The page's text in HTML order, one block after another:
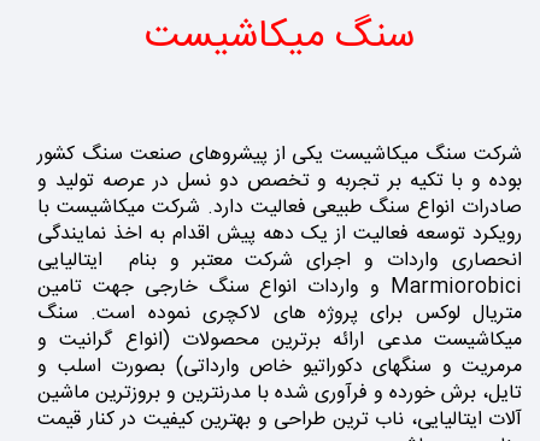
سنگ میکاشیست
شرکت سنگ میکاشیست یکی از پیشروهای صنعت سنگ کشور
بوده و با تکیه بر تجربه و تخصص دو نسل در عرصه تولید و
صادرات انواع سنگ طبیعی فعالیت دارد. شرکت میکاشیست با
رویکرد توسعه فعالیت از یک دهه پیش اقدام به اخذ نمایندگی
انحصاری واردات و اجرای شرکت معتبر و بنام ایتالیایی
Marmiorobici و واردات انواع سنگ خارجی جهت تامین
متریال لوکس برای پروژه های لاکچری نموده است. سنگ
میکاشیست مدعی ارائه برترین محصولات (انواع گرانیت و
مرمریت و سنگهای دکوراتیو خاص وارداتی) بصورت اسلب و
تایل، برش خورده و فرآوری شده با مدرنترین و بروزترین ماشین
آلات ایتالیایی، ناب ترین طراحی و بهترین کیفیت در کنار قیمت